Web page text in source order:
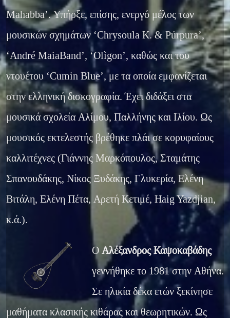
Mahabba’. Υπήρξε, επίσης, ενεργό μέλος των
μουσικών σχημάτων ‘Chrysoula K. & Púrpura’,
‘André MaiaBand’, ‘Olìgon’, καθώς και του
ντουέτου ‘Cumin Blue’, με τα οποία εμφανίζεται
στην ελληνική δισκογραφία. Έχει διδάξει στα
μουσικά σχολεία Αλίμου, Παλλήνης και Ιλίου. Ως
μουσικός εκτελεστής βρέθηκε πλάι σε κορυφαίους
καλλιτέχνες (Γιάννης Μαρκόπουλος, Σταμάτης
Σπανουδάκης, Νίκος Ξυδάκης, Γλυκερία, Ελένη
Βιτάλη, Ελένη Πέτα, Αρετή Κετιμέ, Haig Yazdjian,
κ.ά.).
Ο Αλέξανδρος Καψοκαβάδης
γεννήθηκε το 1981 στην Αθήνα.
Σε ηλικία δέκα ετών ξεκίνησε
μαθήματα κλασικής κιθάρας και θεωρητικών. Ως